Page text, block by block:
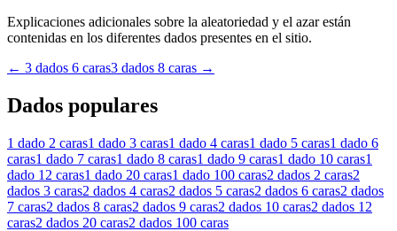
Explicaciones adicionales sobre la aleatoriedad y el azar están
contenidas en los diferentes dados presentes en el sitio.
← 3 dados 6 caras3 dados 8 caras →
Dados populares
1 dado 2 caras1 dado 3 caras1 dado 4 caras1 dado 5 caras1 dado 6
caras1 dado 7 caras1 dado 8 caras1 dado 9 caras1 dado 10 caras1
dado 12 caras1 dado 20 caras1 dado 100 caras2 dados 2 caras2
dados 3 caras2 dados 4 caras2 dados 5 caras2 dados 6 caras2 dados
7 caras2 dados 8 caras2 dados 9 caras2 dados 10 caras2 dados 12
caras2 dados 20 caras2 dados 100 caras